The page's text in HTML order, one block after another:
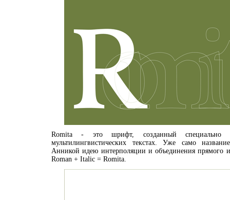
Romita - это шрифт, созданный специально
мультилингвистических текстах. Уже само
Анникой идею интерполяции и объединения прямого и
Roman + Italic = Romita.